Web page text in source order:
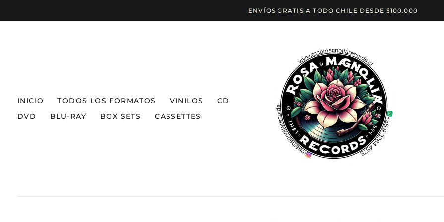
ENVÍOS GRATIS A TODO CHILE DESDE $100.000
INICIO TODOS LOS FORMATOS VINILOS
CD
DVD
BLU-RAY BOX SETS CASSETTES